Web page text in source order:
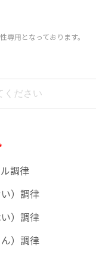
専用となっております。
調律
）調律
）調律
）調律